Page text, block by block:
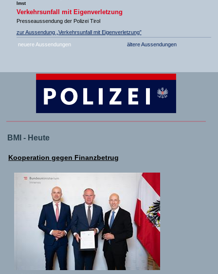
Imst
Verkehrsunfall mit Eigenverletzung
Presseaussendung der Polizei Tirol
zur Aussendung „Verkehrsunfall mit Eigenverletzung”
neuere Aussendungen ältere Aussendungen
BMI - Heute
Kooperation gegen Finanzbetrug